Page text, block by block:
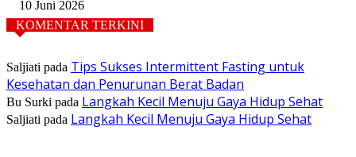
10 Juni 2026
KOMENTAR TERKINI
Saljiati pada Tips Sukses Intermittent Fasting untuk
Kesehatan dan Penurunan Berat Badan
Bu Surki pada Langkah Kecil Menuju Gaya Hidup Sehat
Saljiati pada Langkah Kecil Menuju Gaya Hidup Sehat